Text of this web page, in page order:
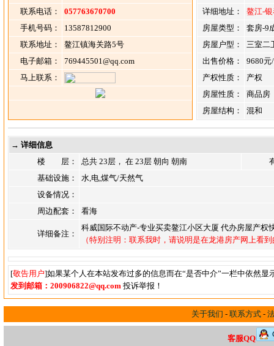
联系电话：
057763670700
手机号码：
13587812900
联系地址：
鳌江镇海关路5号
电子邮箱：
769445501@qq.com
马上联系：
详细地址：
鳌江-
房屋类型：
套房-9
房屋户型：
三室二
出售价格：
9680元
产权性质：
产权
房屋性质：
商品房
房屋结构：
混和
→ 详细信息
楼 层：
总共 23层， 在 23层 朝向 朝南
基础设施：
水,电,煤气/天然气
设备情况：
周边配套：
看海
详细备注：
科威国际不动产-专业买卖鳌江小区大厦 代办房屋产权
（特别注明：联系我时，请说明是在龙港房产网上看
[敬告用户]如果某个人在本站发布过多的信息而在“是否中介”一栏中依然显
发到邮箱：200906822@qq.com 投诉举报！
关于我们 -联系方式 -
客服QQ